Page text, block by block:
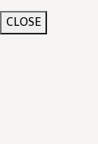
CLOSE